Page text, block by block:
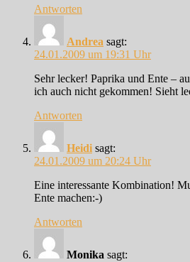
Antworten
Andrea sagt:
24.01.2009 um 19:31 Uhr
Sehr lecker! Paprika und Ente –
ich auch nicht gekommen! Sieht
Antworten
Heidi sagt:
24.01.2009 um 20:24 Uhr
Eine interessante Kombination!
Ente machen:-)
Antworten
Monika sagt: